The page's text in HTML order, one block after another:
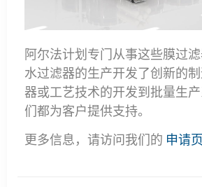
阿尔法计划专门从事这些膜过
水过滤器的生产开发了创新的
器或工艺技术的开发到批量生
们都为客户提供支持。
更多信息，请访问我们的 申请